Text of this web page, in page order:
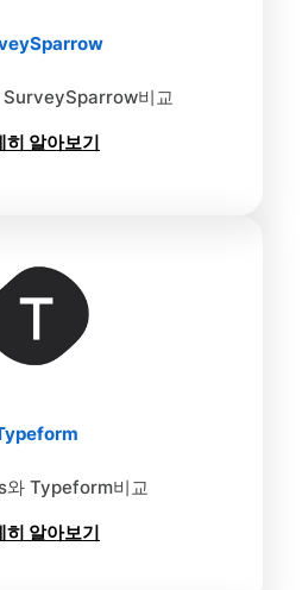
비교
히 알아보기
Typeform비교
히 알아보기